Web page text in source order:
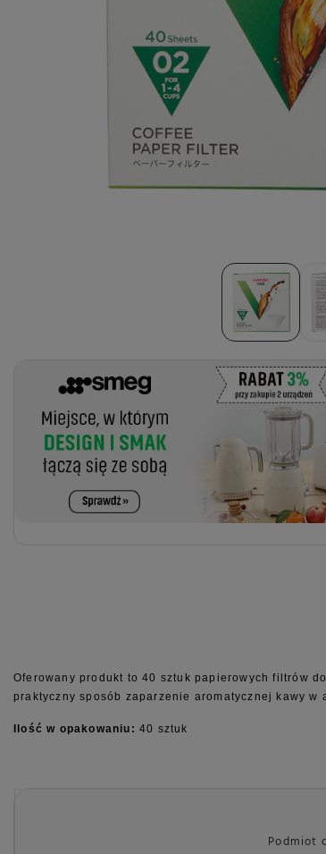
Oferowany produkt to 40 sztuk papierowych filtrów
praktyczny sposób zaparzenie aromatycznej kawy
Ilość w opakowaniu: 40 sztuk
Podmiot